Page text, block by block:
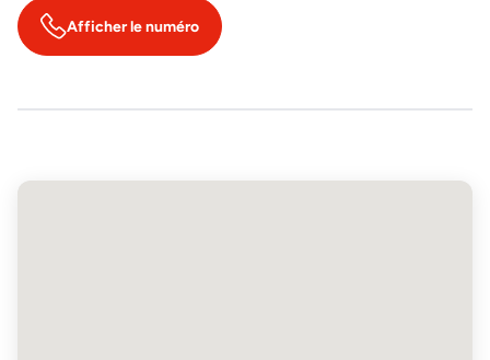
Afficher le numéro